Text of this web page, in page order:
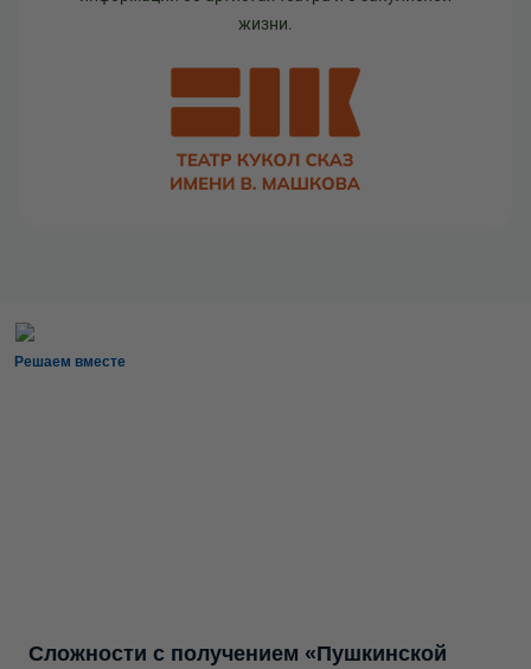
жизни.
Решаем вместе
Сложности с получением «Пушкинской